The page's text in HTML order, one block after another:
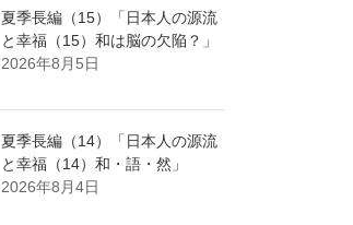
夏季長編（15）「日本人の源流
と幸福（15）和は脳の欠陥？」
2026年8月5日
夏季長編（14）「日本人の源流
と幸福（14）和・語・然」
2026年8月4日